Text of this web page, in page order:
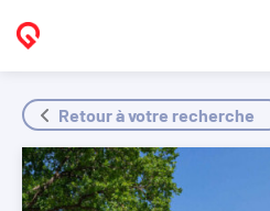
Retour à votre recherche